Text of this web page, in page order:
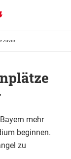
zuvor
mehr
beginnen.
zu